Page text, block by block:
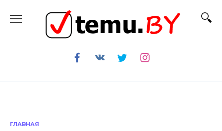
содержанию
ГЛАВНАЯ